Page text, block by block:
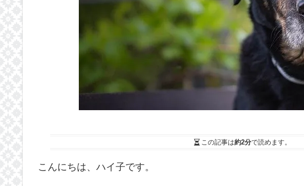
この記事は約2分で読めます。
こんにちは、ハイ子です。